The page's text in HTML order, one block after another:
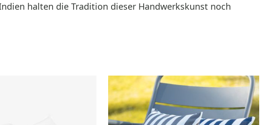
halten die Tradition dieser Handwerkskunst noch